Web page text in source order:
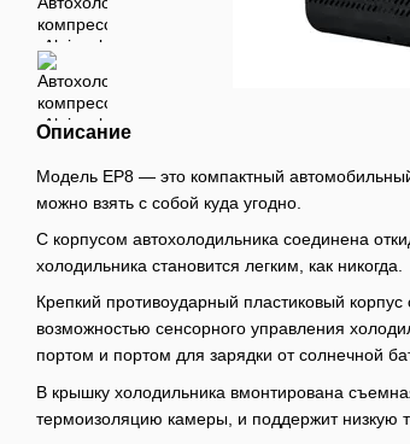
Описание
Модель EP8 — это компактный
можно взять с собой куда угодно.
С корпусом автохолодильника соединена
холодильника становится легким, как никогда.
Крепкий противоударный пластиковый
возможностью сенсорного управления
портом и портом для зарядки от солнечной
В крышку холодильника вмонтирована
термоизоляцию камеры, и поддержит низкую